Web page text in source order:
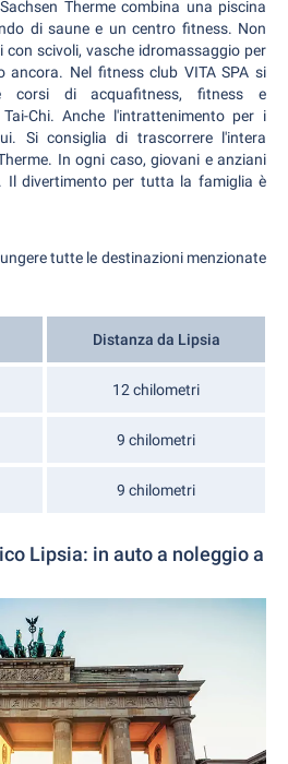
Therme combina una piscina
di saune e un centro fitness. Non
con scivoli, vasche idromassaggio per
ancora. Nel fitness club VITA SPA si
corsi di acquafitness, fitness e
Chi. Anche l'intrattenimento per i
Si consiglia di trascorrere l'intera
In ogni caso, giovani e anziani
Il divertimento per tutta la famiglia è
tutte le destinazioni menzionate
Distanza da Lipsia
12 chilometri
9 chilometri
9 chilometri
Lipsia: in auto a noleggio a